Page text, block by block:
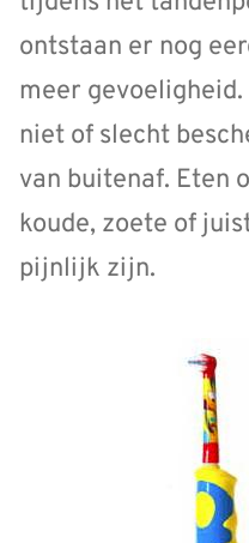
ontstaan er nog
meer
niet of slecht
van buitenaf. Eten
koude, zoete of
pijnlijk zijn.